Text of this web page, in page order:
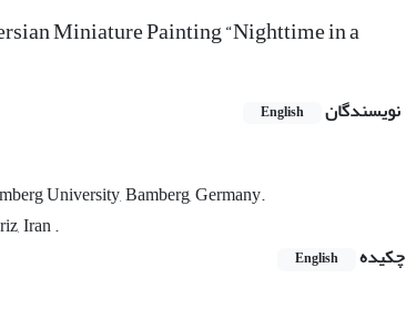
Miniature Painting “Nighttime in a
نویسندگان English
University, Bamberg, Germany.
Iran .
چکیده
English